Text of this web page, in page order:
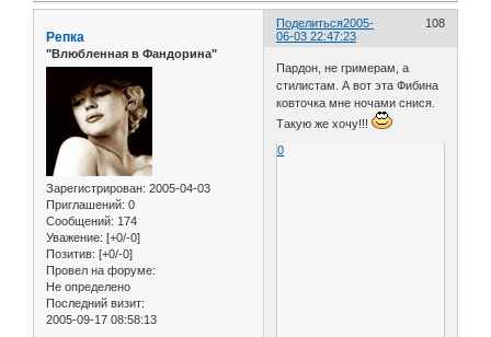
Поделиться 108
2005-
06-03 22:47:23
Репка
"Влюбленная в Фандорина"
Зарегистрирован: 2005-04-03
Приглашений: 0
Сообщений: 174
Уважение: [+0/-0]
Позитив: [+0/-0]
Провел на форуме:
Не определено
Последний визит:
2005-09-17 08:58:13
Пардон, не гримерам, а
стилистам. А вот эта Фибина
ковточка мне ночами снися.
Такую же хочу!!!
0